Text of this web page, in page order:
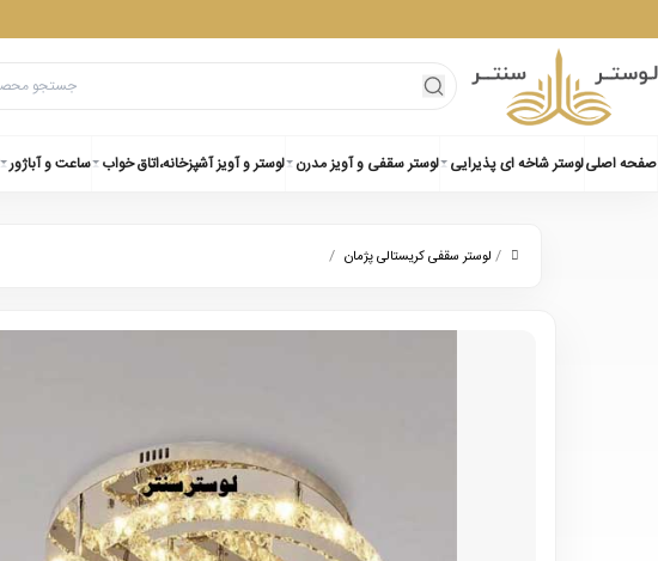
صفحه اصلیلوستر شاخه ای پذیرایی لوستر سقفی و آویز مدرن لوستر و آویز آشپزخانه،اتاق خواب ساعت و آباژور
/ لوستر سقفی کریستالی پژمان /